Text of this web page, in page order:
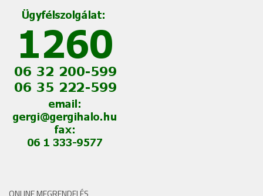
ONLINE MEGRENDELÉS